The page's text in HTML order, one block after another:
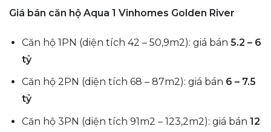
Giá bán căn hộ Aqua 1 Vinhomes Golden River
Căn hộ 1PN (diện tích 42 – 50,9m2): giá bán 5.2 – 6
tỷ
Căn hộ 2PN (diện tích 68 – 87m2): giá bán 6 – 7.5
tỷ
Căn hộ 3PN (diện tích 91m2 – 123,2m2): giá bán 12